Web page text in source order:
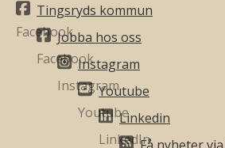
Tingsryds kommun
Jobba hos oss
Instagram
Youtube
Linkedin